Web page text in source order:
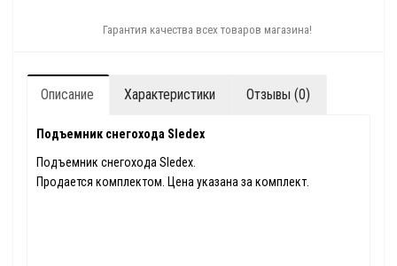
Гарантия качества всех товаров магазина!
Описание Характеристики Отзывы (0)
Подъемник снегохода Sledex
Подъемник снегохода Sledex.
Продается комплектом. Цена указана за комплект.